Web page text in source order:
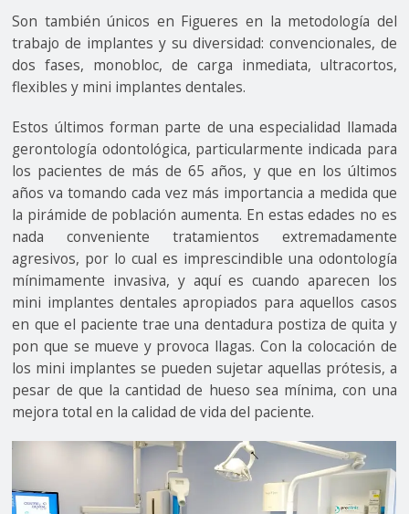
Son también únicos en Figueres en la metodología del
trabajo de implantes y su diversidad: convencionales, de
dos fases, monobloc, de carga inmediata, ultracortos,
flexibles y mini implantes dentales.
Estos últimos forman parte de una especialidad llamada
gerontología odontológica, particularmente indicada para
los pacientes de más de 65 años, y que en los últimos
años va tomando cada vez más importancia a medida que
la pirámide de población aumenta. En estas edades no es
nada conveniente tratamientos extremadamente
agresivos, por lo cual es imprescindible una odontología
mínimamente invasiva, y aquí es cuando aparecen los
mini implantes dentales apropiados para aquellos casos
en que el paciente trae una dentadura postiza de quita y
pon que se mueve y provoca llagas. Con la colocación de
los mini implantes se pueden sujetar aquellas prótesis, a
pesar de que la cantidad de hueso sea mínima, con una
mejora total en la calidad de vida del paciente.